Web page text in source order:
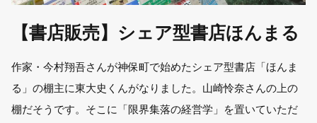
【書店販売】シェア型書店ほんまる
作家・今村翔吾さんが神保町で始めたシェア型書店「ほんま
る」の棚主に東大史くんがなりました。山崎怜奈さんの上の
棚だそうです。そこに「限界集落の経営学」を置いていただ